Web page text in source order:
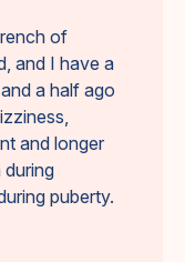
of
and I have a
a half ago
and longer
during
puberty.